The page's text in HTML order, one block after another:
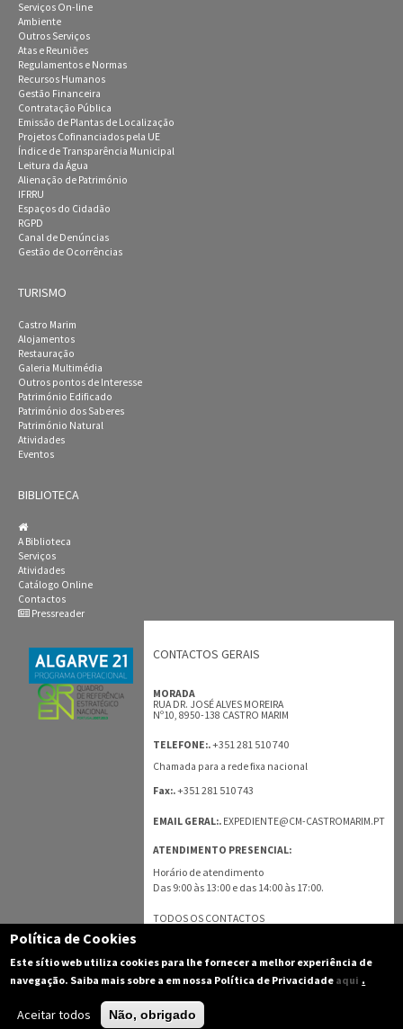
Serviços On-line
Ambiente
Outros Serviços
Atas e Reuniões
Regulamentos e Normas
Recursos Humanos
Gestão Financeira
Contratação Pública
Emissão de Plantas de Localização
Projetos Cofinanciados pela UE
Índice de Transparência Municipal
Leitura da Água
Alienação de Património
IFRRU
Espaços do Cidadão
RGPD
Canal de Denúncias
Gestão de Ocorrências
TURISMO
Castro Marim
Alojamentos
Restauração
Galeria Multimédia
Outros pontos de Interesse
Património Edificado
Património dos Saberes
Património Natural
Atividades
Eventos
BIBLIOTECA
A Biblioteca
Serviços
Atividades
Catálogo Online
Contactos
Pressreader
CONTACTOS GERAIS
MORADA
RUA DR. JOSÉ ALVES MOREIRA
Nº10, 8950-138 CASTRO MARIM
TELEFONE:.+351 281 510 740
Chamada para a rede fixa nacional
Fax:.+351 281 510 743
EMAIL GERAL:. EXPEDIENTE@CM-CASTROMARIM.PT
ATENDIMENTO PRESENCIAL:
Horário de atendimento
Das 9:00 às 13:00 e das 14:00 às 17:00.
TODOS OS CONTACTOS
(C) 2003-2016 Câmara Municipal de Castro Marim - Todos os direitos reservados
Política de Cookies
Este sítio web utiliza cookies para lhe fornecer a melhor experiência de
navegação. Saiba mais sobre a em nossa Política de Privacidade aqui .
Aceitar todos Não, obrigado